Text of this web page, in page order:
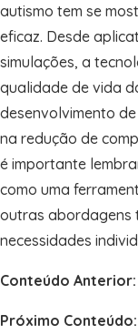
autismo tem se
eficaz. Desde
simulações, a
qualidade de vida
desenvolvimento
na redução de
é importante
como uma
outras abordagens
necessidades
Conteúdo Anterior:
Próximo Conteúdo: